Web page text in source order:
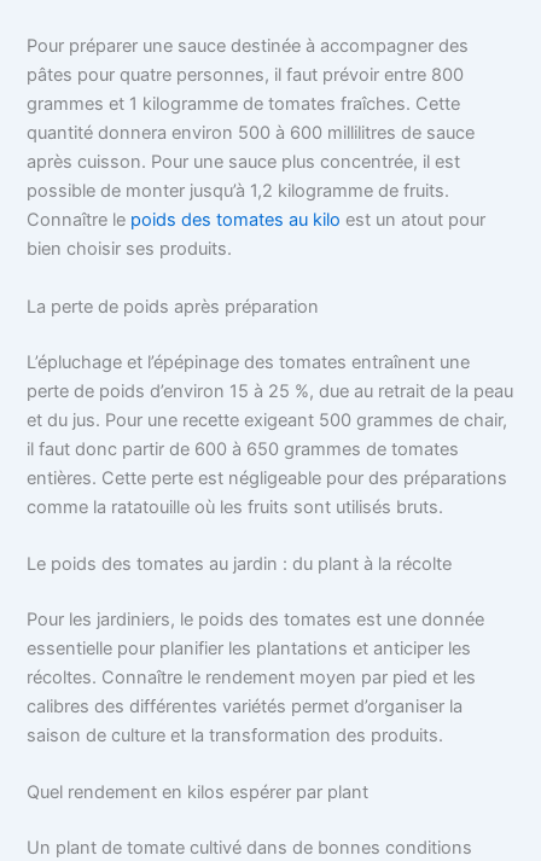
Pour préparer une sauce destinée à accompagner des
pâtes pour quatre personnes, il faut prévoir entre 800
grammes et 1 kilogramme de tomates fraîches. Cette
quantité donnera environ 500 à 600 millilitres de sauce
après cuisson. Pour une sauce plus concentrée, il est
possible de monter jusqu’à 1,2 kilogramme de fruits.
Connaître le poids des tomates au kilo est un atout pour
bien choisir ses produits.
La perte de poids après préparation
L’épluchage et l’épépinage des tomates entraînent une
perte de poids d’environ 15 à 25 %, due au retrait de la peau
et du jus. Pour une recette exigeant 500 grammes de chair,
il faut donc partir de 600 à 650 grammes de tomates
entières. Cette perte est négligeable pour des préparations
comme la ratatouille où les fruits sont utilisés bruts.
Le poids des tomates au jardin : du plant à la récolte
Pour les jardiniers, le poids des tomates est une donnée
essentielle pour planifier les plantations et anticiper les
récoltes. Connaître le rendement moyen par pied et les
calibres des différentes variétés permet d’organiser la
saison de culture et la transformation des produits.
Quel rendement en kilos espérer par plant
Un plant de tomate cultivé dans de bonnes conditions